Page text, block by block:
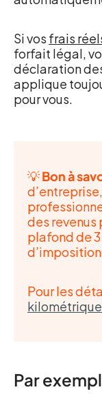
Si vos frais
forfait légal,
déclaration
applique
pour vous.
💡Bon à
des revenus
plafond de 3
Pour les
Par